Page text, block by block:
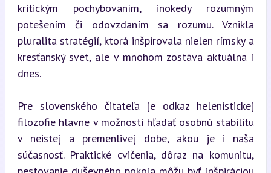
kritickým pochybovaním, inokedy rozumným
potešením či odovzdaním sa rozumu. Vznikla
pluralita stratégií, ktorá inšpirovala nielen rímsky a
kresťanský svet, ale v mnohom zostáva aktuálna i
dnes.
Pre slovenského čitateľa je odkaz helenistickej
filozofie hlavne v možnosti hľadať osobnú stabilitu
v neistej a premenlivej dobe, akou je i naša
súčasnosť. Praktické cvičenia, dôraz na komunitu,